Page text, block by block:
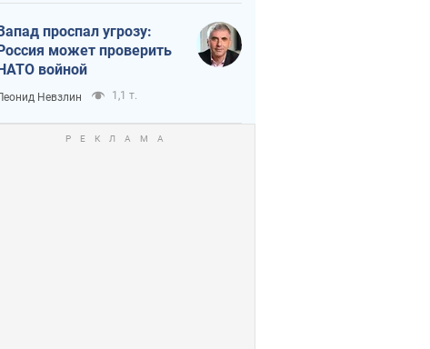
проспал угрозу:
может проверить
войной
Невзлин 1,1 т.